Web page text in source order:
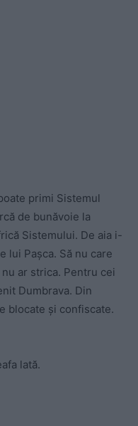
primi Sistemul
de bunăvoie la
Sistemului. De aia i-
lui Pașca. Să nu care
ar strica. Pentru cei
Dumbrava. Din
blocate și confiscate.
lată.